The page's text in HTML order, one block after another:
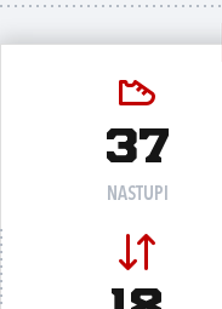
37
NASTUPI